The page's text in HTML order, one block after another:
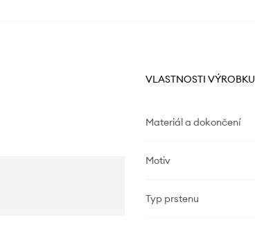
VLASTNOSTI VÝROBKU
Materiál a dokončení
Motiv
Typ prstenu